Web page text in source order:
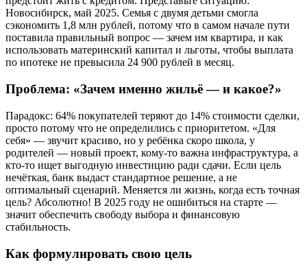
Новосибирск, май 2025. Семья с двумя детьми смогла
сэкономить 1,8 млн рублей, потому что в самом начале пути
поставила правильный вопрос — зачем им квартира, и как
использовать материнский капитал и льготы, чтобы выплата
по ипотеке не превысила 24 900 рублей в месяц.
Проблема: «Зачем именно жильё — и какое?»
Парадокс: 64% покупателей теряют до 14% стоимости сделки,
просто потому что не определились с приоритетом. «Для
себя» — звучит красиво, но у ребёнка скоро школа, у
родителей — новый проект, кому-то важна инфраструктура, а
кто-то ищет выгодную инвестицию ради сдачи. Если цель
нечёткая, банк выдаст стандартное решение, а не
оптимальный сценарий. Меняется ли жизнь, когда есть точная
цель? Абсолютно! В 2025 году не ошибиться на старте —
значит обеспечить свободу выбора и финансовую
стабильность.
Как формулировать свою цель